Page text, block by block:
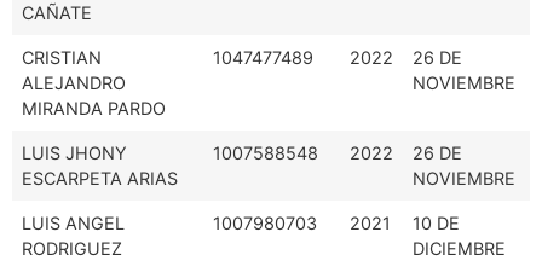
CAÑATE
CRISTIAN
ALEJANDRO
MIRANDA PARDO
1047477489 2022
26 DE
NOVIEMBRE
LUIS JHONY
ESCARPETA ARIAS
1007588548 2022
26 DE
NOVIEMBRE
LUIS ANGEL
RODRIGUEZ
1007980703 2021
10 DE
DICIEMBRE